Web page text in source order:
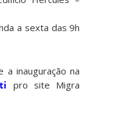
a sexta das 9h
a inauguração na
pro site Migra